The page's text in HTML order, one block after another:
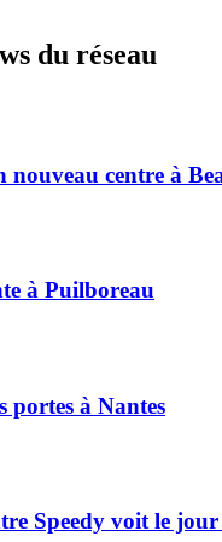
du réseau
nouveau centre à
à Puilboreau
portes à Nantes
Speedy voit le